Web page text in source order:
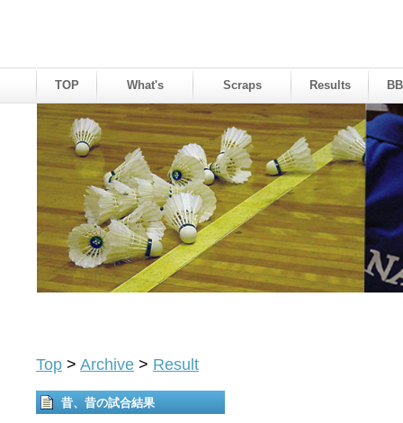
Top > Archive > Result
昔、昔の試合結果
TOP What's Scraps Results